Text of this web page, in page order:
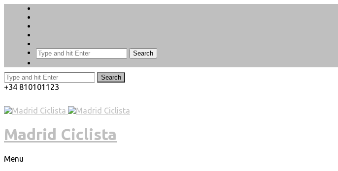
Search
Search
+34 810101123
Madrid Ciclista
Menu